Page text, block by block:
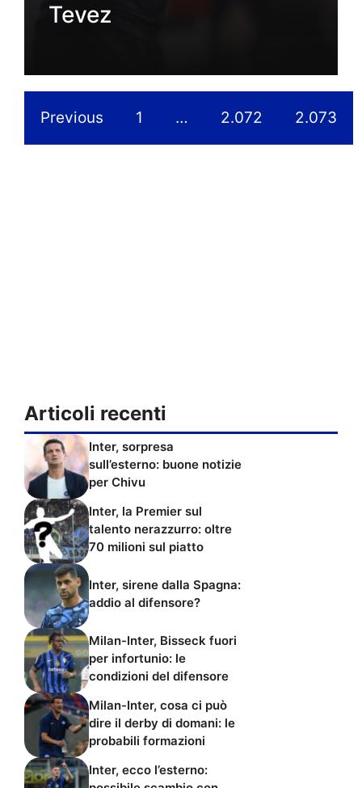
Tevez
Previous 1 … 2.072 2.073
Articoli recenti
Inter, sorpresa
sull’esterno: buone notizie
per Chivu
Inter, la Premier sul
talento nerazzurro: oltre
70 milioni sul piatto
Inter, sirene dalla Spagna:
addio al difensore?
Milan-Inter, Bisseck fuori
per infortunio: le
condizioni del difensore
Milan-Inter, cosa ci può
dire il derby di domani: le
probabili formazioni
Inter, ecco l’esterno: